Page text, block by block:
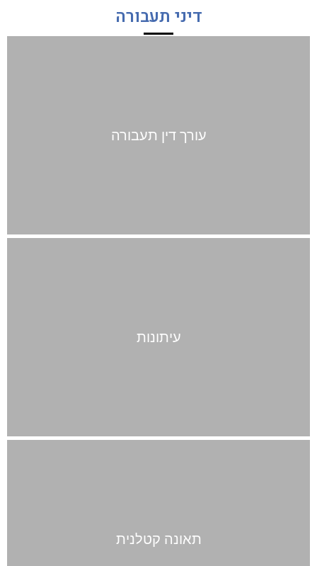
דיני תעבורה
עורך דין תעבורה
עיתונות
תאונה קטלנית